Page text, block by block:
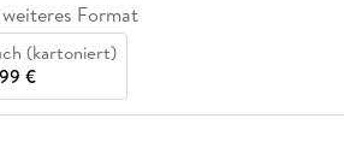
Format
(kartoniert)
€